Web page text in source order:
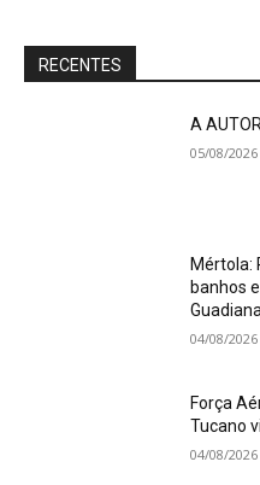
RECENTES
A
05/08/2026
Mértola:
banhos
Guadiana.
04/08/2026
Força
Tucano
04/08/2026